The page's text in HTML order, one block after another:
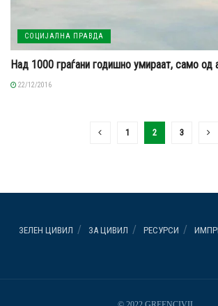
СОЦИЈАЛНА ПРАВДА
Над 1000 граѓани годишно умираат, само од
22/12/2016
1 2 3
ЗЕЛЕН ЦИВИЛ ЗА ЦИВИЛ РЕСУРСИ